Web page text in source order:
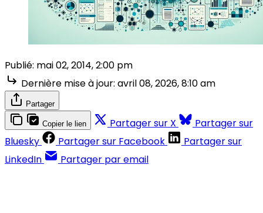
Publié: mai 02, 2014, 2:00 pm
Dernière mise à jour: avril 08, 2026, 8:10 am
Partager
Copier le lien Partager sur X
Partager sur
Bluesky
Partager sur Facebook
Partager sur
LinkedIn
Partager par email